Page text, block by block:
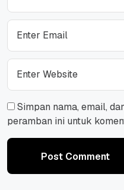
Simpan nama, email,
peramban ini untuk
Post Comment